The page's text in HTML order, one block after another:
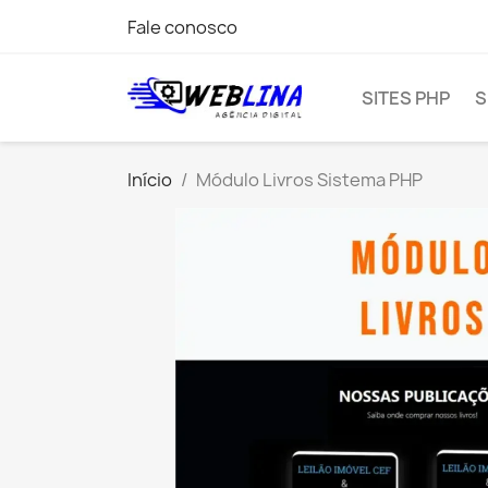
Fale conosco
SITES PHP
Início Módulo Livros Sistema PHP